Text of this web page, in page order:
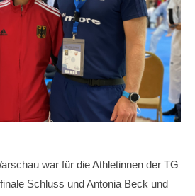
war für die Athletinnen der TG
Schluss und Antonia Beck und